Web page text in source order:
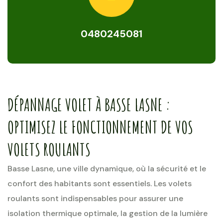
0480245081
DÉPANNAGE VOLET À BASSE LASNE :
OPTIMISEZ LE FONCTIONNEMENT DE VOS
VOLETS ROULANTS
Basse Lasne, une ville dynamique, où la sécurité et le
confort des habitants sont essentiels. Les volets
roulants sont indispensables pour assurer une
isolation thermique optimale, la gestion de la lumière